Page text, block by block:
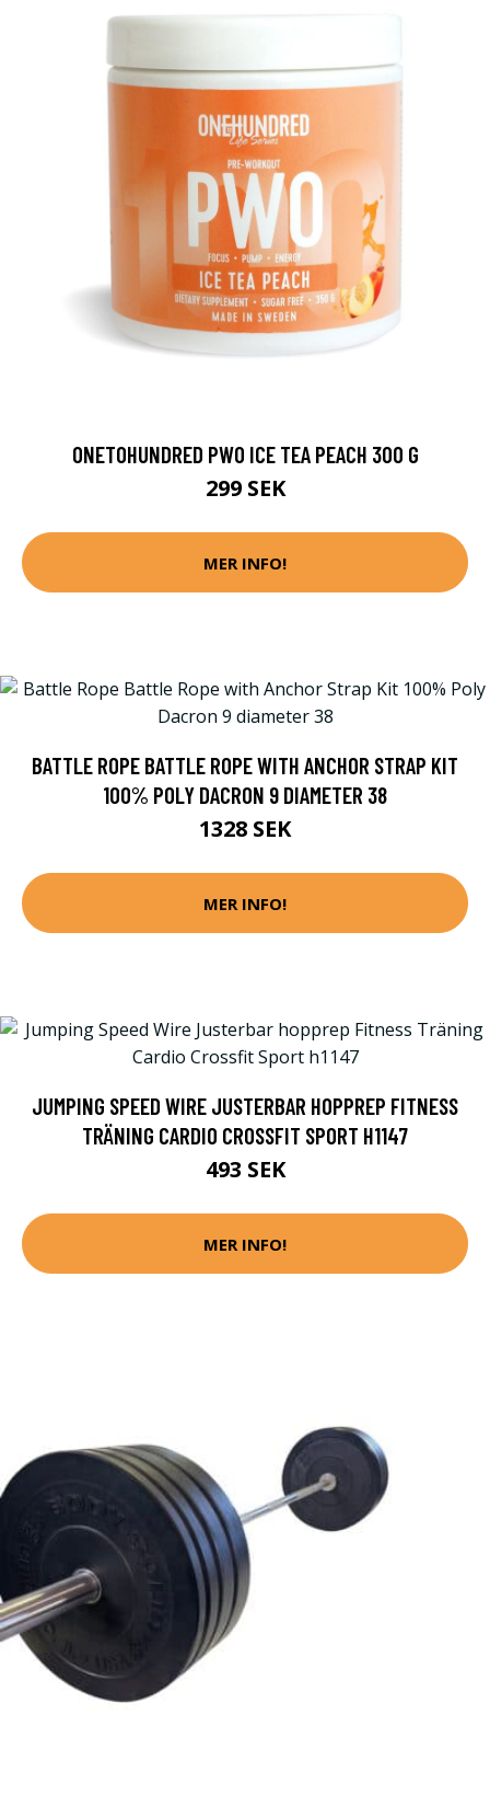
ONETOHUNDRED PWO ICE TEA PEACH 300 G
299 SEK
MER INFO!
BATTLE ROPE BATTLE ROPE WITH ANCHOR STRAP KIT
100% POLY DACRON 9 DIAMETER 38
1328 SEK
MER INFO!
JUMPING SPEED WIRE JUSTERBAR HOPPREP FITNESS
TRÄNING CARDIO CROSSFIT SPORT H1147
493 SEK
MER INFO!